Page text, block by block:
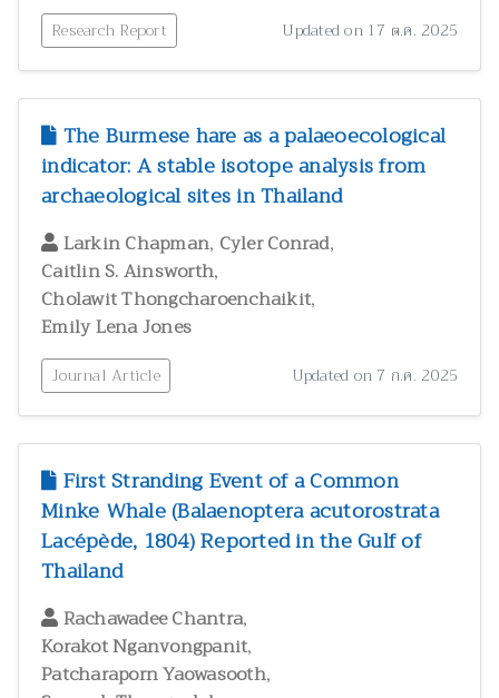
Research Report Updated on 17 ต.ค. 2025
The Burmese hare as a palaeoecological
indicator: A stable isotope analysis from
archaeological sites in Thailand
Larkin Chapman, Cyler Conrad,
Caitlin S. Ainsworth,
Cholawit Thongcharoenchaikit,
Emily Lena Jones
Journal Article Updated on 7 ก.ค. 2025
First Stranding Event of a Common
Minke Whale (Balaenoptera acutorostrata
Lacépède, 1804) Reported in the Gulf of
Thailand
Rachawadee Chantra,
Korakot Nganvongpanit,
Patcharaporn Yaowasooth,